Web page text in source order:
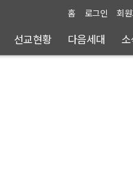
홈 로그인 회
선교현황 다음세대